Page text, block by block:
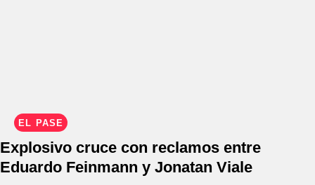
EL PASE
Explosivo cruce con reclamos entre
Eduardo Feinmann y Jonatan Viale